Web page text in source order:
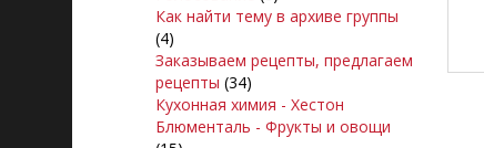
формат всех рецептов -
Анонс|Ингредиенты|Шаги|
Подпись
Как найти тему в архиве группы
(4)
Заказываем рецепты, предлагаем
рецепты (34)
Кухонная химия - Хестон
Блюменталь - Фрукты и овощи